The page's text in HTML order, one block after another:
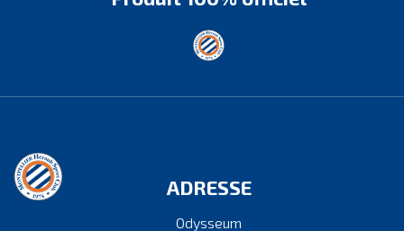
ADRESSE
Odysseum